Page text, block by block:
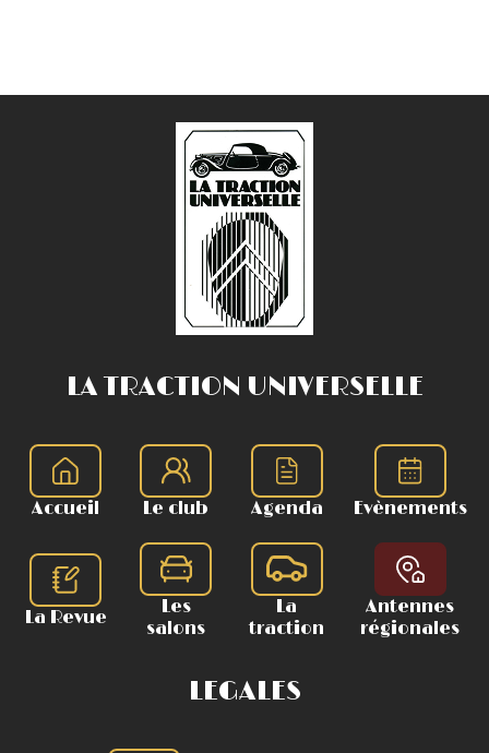
LA TRACTION UNIVERSELLE
Accueil Le club Agenda Evènements
La Revue
Les
salons
La
traction
Antennes
régionales
LEGALES